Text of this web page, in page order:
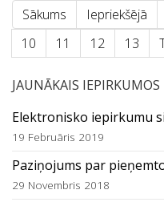
Sākums Iepriekšējā
10
11 12 13
JAUNĀKAIS IEPIRKUMOS
Elektronisko iepirkumu
19 Februāris 2019
Paziņojums par
29 Novembris 2018